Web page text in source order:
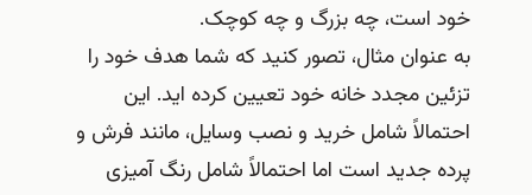
خود است، چه بزرگ و چه کوچک.
به عنوان مثال، تصور کنید که شما هدف خود را
تزئین مجدد خانه خود تعیین کرده اید. این
احتمالاً شامل خرید و نصب وسایل، مانند فرش و
پرده جدید است اما احتمالاً شامل رنگ آمیزی